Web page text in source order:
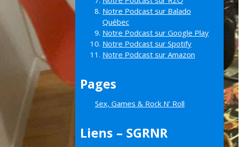
Notre Podcast sur Balado
Québec
Notre Podcast sur Google Play
Notre Podcast sur Spotify
Notre Podcast sur Amazon
Pages
Sex, Games & Rock N’ Roll
Liens – SGRNR